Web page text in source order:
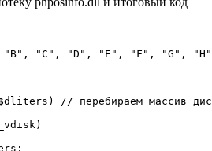
"B", "C", "D", "E", "F", "G",
// перебираем массив